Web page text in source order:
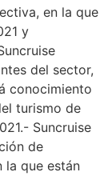
en la que
y
del sector,
conocimiento
turismo de
Suncruise
de
la que están